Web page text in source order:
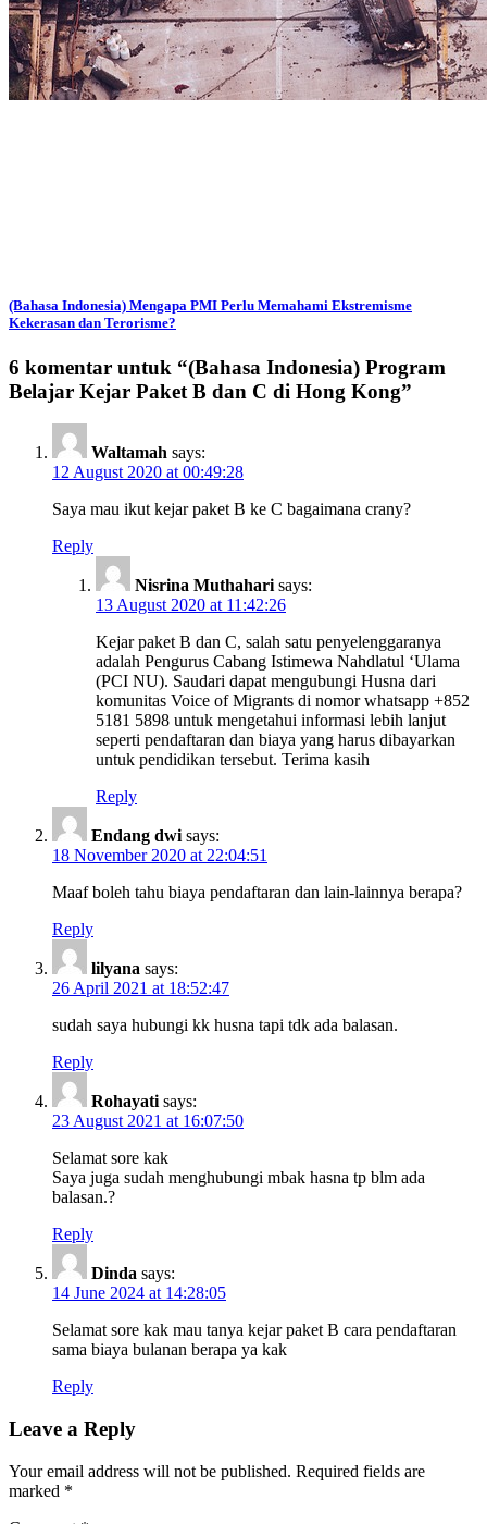
(Bahasa Indonesia) Mengapa PMI Perlu Memahami Ekstremisme
Kekerasan dan Terorisme?
6 komentar untuk “(Bahasa Indonesia) Program
Belajar Kejar Paket B dan C di Hong Kong”
Waltamah says:
12 August 2020 at 00:49:28
Saya mau ikut kejar paket B ke C bagaimana crany?
Reply
Nisrina Muthahari says:
13 August 2020 at 11:42:26
Kejar paket B dan C, salah satu penyelenggaranya
adalah Pengurus Cabang Istimewa Nahdlatul ‘Ulama
(PCI NU). Saudari dapat mengubungi Husna dari
komunitas Voice of Migrants di nomor whatsapp +852
5181 5898 untuk mengetahui informasi lebih lanjut
seperti pendaftaran dan biaya yang harus dibayarkan
untuk pendidikan tersebut. Terima kasih
Reply
Endang dwi says:
18 November 2020 at 22:04:51
Maaf boleh tahu biaya pendaftaran dan lain-lainnya berapa?
Reply
lilyana says:
26 April 2021 at 18:52:47
sudah saya hubungi kk husna tapi tdk ada balasan.
Reply
Rohayati says:
23 August 2021 at 16:07:50
Selamat sore kak
Saya juga sudah menghubungi mbak hasna tp blm ada
balasan.?
Reply
Dinda says:
14 June 2024 at 14:28:05
Selamat sore kak mau tanya kejar paket B cara pendaftaran
sama biaya bulanan berapa ya kak
Reply
Leave a Reply
Your email address will not be published. Required fields are
marked *